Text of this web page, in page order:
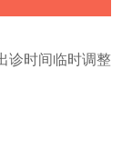
诊时间临时调整